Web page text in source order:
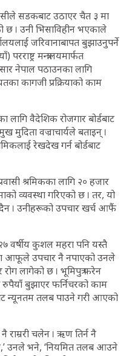
सडकबाट उठाएर चैत ३ मा
छ । उनी भिसाविहीन भएकाले
जरिवानाबापत बुझाउनुपर्ने
मन्त्रालयमार्फत
नेपाल पठाउनका लागि
कागजी प्रक्रियाको काम
लागि वैदेशिक रोजगार बोर्डबाट
वज्राचार्यले बताइन् ।
रेखदेख गर्न बोर्डबाट
श्रमिकका लागि २० हजार
व्यवस्था गरिएको छ । तर, यो
। उनीहरूको उपचार खर्च आफैं
वर्षीय कुशल महरा पनि यस्तै
आफूले उपचार नै नपाएको उनले
लागेको छ । भूमिपुत्र फरेन
रुपैयाँ बुझाएर फर्निचरको काम
न्यूनतम तलब पाउने गरी आएको
चलेन । ऋण तिर्न नै
उनले भने, ‘नियमित तलब आउने